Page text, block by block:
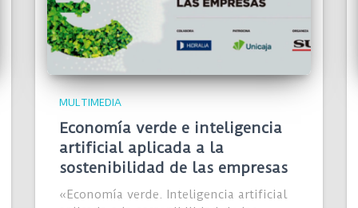
MULTIMEDIA
Economía verde e inteligencia
artificial aplicada a la
sostenibilidad de las empresas
«Economía verde. Inteligencia artificial